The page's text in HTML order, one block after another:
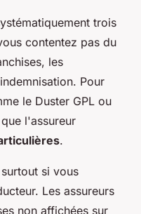
trois
contentez pas du
les
Pour
le Duster GPL ou
l'assureur
.
si vous
Les assureurs
non affichées sur